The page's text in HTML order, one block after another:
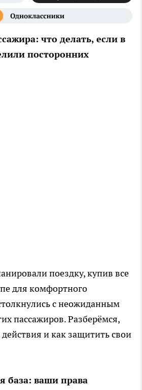
что делать, если в
посторонних
поездку, купив все
для комфортного
с неожиданным
пассажиров. Разберёмся,
и как защитить свои
база: ваши права